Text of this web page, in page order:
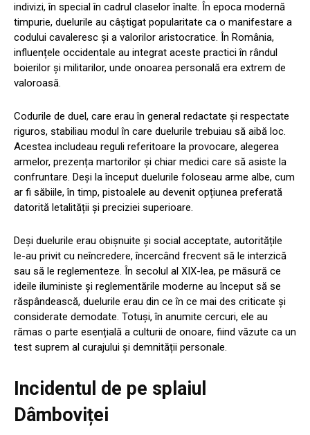
indivizi, în special în cadrul claselor înalte. În epoca modernă
timpurie, duelurile au câștigat popularitate ca o manifestare a
codului cavaleresc și a valorilor aristocratice. În România,
influențele occidentale au integrat aceste practici în rândul
boierilor și militarilor, unde onoarea personală era extrem de
valoroasă.
Codurile de duel, care erau în general redactate și respectate
riguros, stabiliau modul în care duelurile trebuiau să aibă loc.
Acestea includeau reguli referitoare la provocare, alegerea
armelor, prezența martorilor și chiar medici care să asiste la
confruntare. Deși la început duelurile foloseau arme albe, cum
ar fi săbiile, în timp, pistoalele au devenit opțiunea preferată
datorită letalității și preciziei superioare.
Deși duelurile erau obișnuite și social acceptate, autoritățile
le-au privit cu neîncredere, încercând frecvent să le interzică
sau să le reglementeze. În secolul al XIX-lea, pe măsură ce
ideile iluministe și reglementările moderne au început să se
răspândească, duelurile erau din ce în ce mai des criticate și
considerate demodate. Totuși, în anumite cercuri, ele au
rămas o parte esențială a culturii de onoare, fiind văzute ca un
test suprem al curajului și demnității personale.
Incidentul de pe splaiul
Dâmboviței